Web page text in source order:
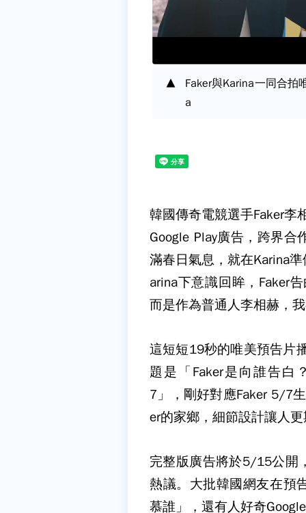
Faker與Karina一同合拍
a
韓國傳奇電競選手Faker李
Google Play廣告，跨界
滿春日氣息，就在Karina
arina下意識回眸，Faker
而是作為普通人李相赫，
這短短19秒的唯美預告片
題是「Faker是向誰告白
7」，剛好對應Faker 5/7
er的家鄉，細節設計讓人
完整版廣告將於5/15公開
熱議。大批韓國網友在預
慕誰」，還有人好奇